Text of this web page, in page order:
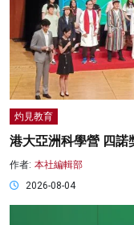
灼見教育
港大亞洲科學營 四諾
作者: 本社編輯部
2026-08-04